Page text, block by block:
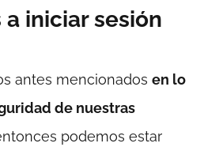
a iniciar sesión
antes mencionados en lo
de nuestras
podemos estar